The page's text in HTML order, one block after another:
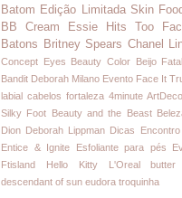
Batom Edição Limitada Skin
BB Cream
Essie Hits Too
Batons
Britney Spears Chanel
Concept Eyes Beauty Color Beijo Fatal
Bandit Deborah Milano Evento Face It
labial cabelos fortaleza 4minute ArtDeco
Silky Foot Beauty and the Beast
Dion Deborah Lippman Dicas
Entice & Ignite
Esfoliante para pés
Ftisland
Hello Kitty L'Oreal butter
descendant of sun eudora troquinha